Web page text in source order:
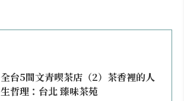
全台5間文青喫茶店（2）茶香裡的人
生哲理：台北 臻味茶苑